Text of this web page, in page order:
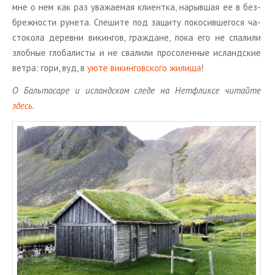
мне о нем как раз ува­жа­е­мая кли­ент­ка, на­рыв­шая ее в без­
бреж­но­сти ру­не­та. Спе­ши­те под за­щи­ту по­ко­сив­ше­го­ся ча­
сто­ко­ла де­рев­ни ви­кин­гов, граж­дане, пока его не спа­ли­ли
злоб­ные гло­ба­ли­сты и не сва­ли­ли про­со­лен­ные ис­ланд­ские
ветра: гори, вуд, в уюте ви­кин­гов­ско­го жи­ли­ща!
О Баль­та­са­ре и ис­ланд­ском следе на Нет­флик­се чи­тай­те
здесь.